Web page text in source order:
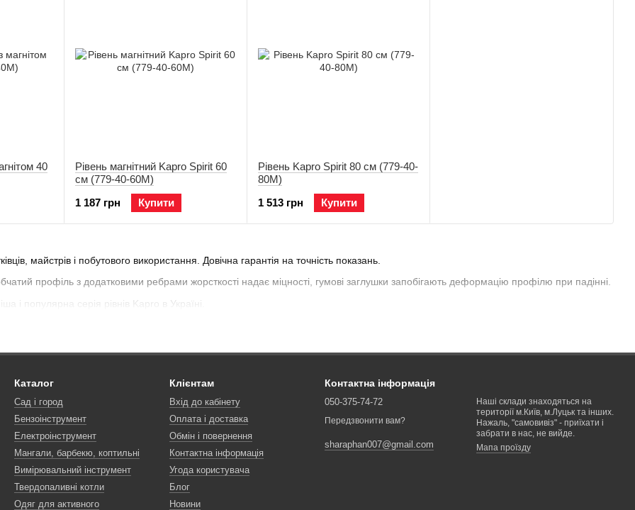
майстрів і побутового використання. Довічна гарантія на точність показань.
профіль з додатковими ребрами жорсткості надає міцності, гумові заглушки запобігають деформацію профілю при падінні.
і популярна серія рівнів Kapro в Україні.
40
Рівень магнітний Kapro Spirit 60
см (779-40-60M)
1 187 грн
Купити
Рівень Kapro Spirit 80 см (779-40-
80M)
1 513 грн
Купити
Каталог
Сад і город
Бензоінструмент
Електроінструмент
Мангали, барбекю, коптильні
Вимірювальний інструмент
Твердопаливні котли
Одяг для активного
Клієнтам
Вхід до кабінету
Оплата і доставка
Обмін і повернення
Контактна інформація
Угода користувача
Блог
Новини
Контактна інформація
050-375-74-72
Передзвонити вам?
sharaphan007@gmail.com
Наші склади знаходяться на
території м.Київ, м.Луцьк та інших.
Нажаль, "самовивіз" - приїхати і
забрати в нас, не вийде.
Мапа проїзду